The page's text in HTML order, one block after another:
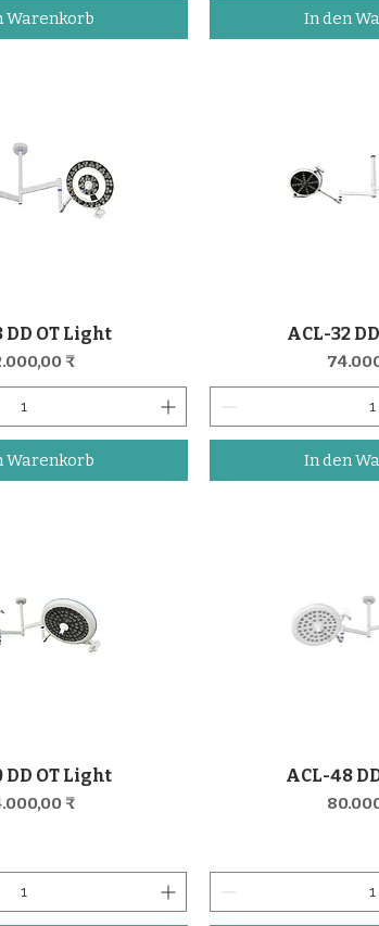
Warenkorb In den
DD OT Light
₹
Warenkorb
ACL-32
Preis
In den
DD OT Light
₹
ACL-48
Preis